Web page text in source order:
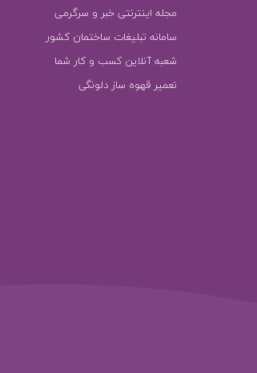
مجله اینترنتی خبر و سرگرمی
سامانه تبلیغات ساختمان کشور
شعبه آنلاین کسب و کار شما
تعمیر قهوه ساز دلونگی